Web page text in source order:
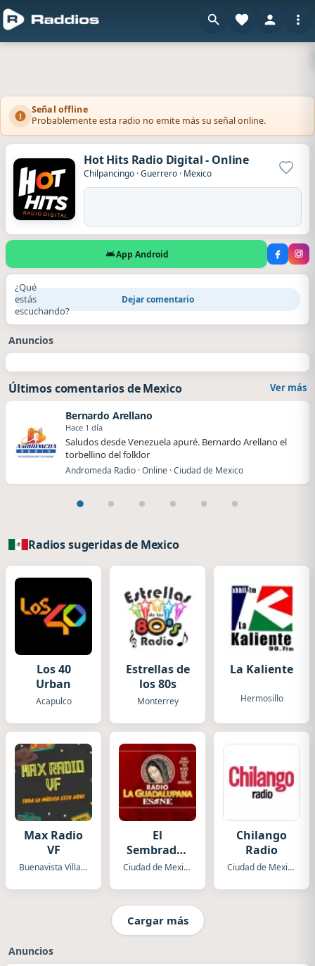
Señal offline
Probablemente esta radio no emite más su señal online.
Hot Hits Radio Digital - Online
Chilpancingo ·Guerrero · Mexico
App Android
¿Qué
estás
escuchando?
Dejar comentario
Anuncios
Últimos comentarios de Mexico Ver más
Bernardo Arellano
Hace 1 día
Saludos desde Venezuela apuré. Bernardo Arellano el
torbellino del folklor
Andromeda Radio · Online · Ciudad de Mexico
Radios sugeridas de Mexico
Los 40
Urban
Acapulco
Estrellas de
los 80s
Monterrey
La Kaliente
Hermosillo
Max Radio
VF
Buenavista Villaflores
El
Sembrador
ESNE Radio
Guadalupana
XENK
Ciudad de Mexico
Chilango
Radio
Ciudad de Mexico
Cargar más
Anuncios